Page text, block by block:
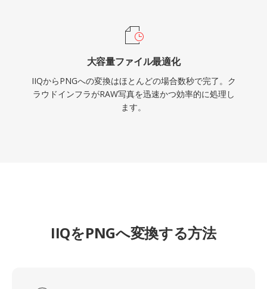
大容量ファイル最適化
IIQからPNGへの変換はほとんどの場合数秒で完了。ク
ラウドインフラがRAW写真を迅速かつ効率的に処理し
ます。
IIQをPNGへ変換する方法